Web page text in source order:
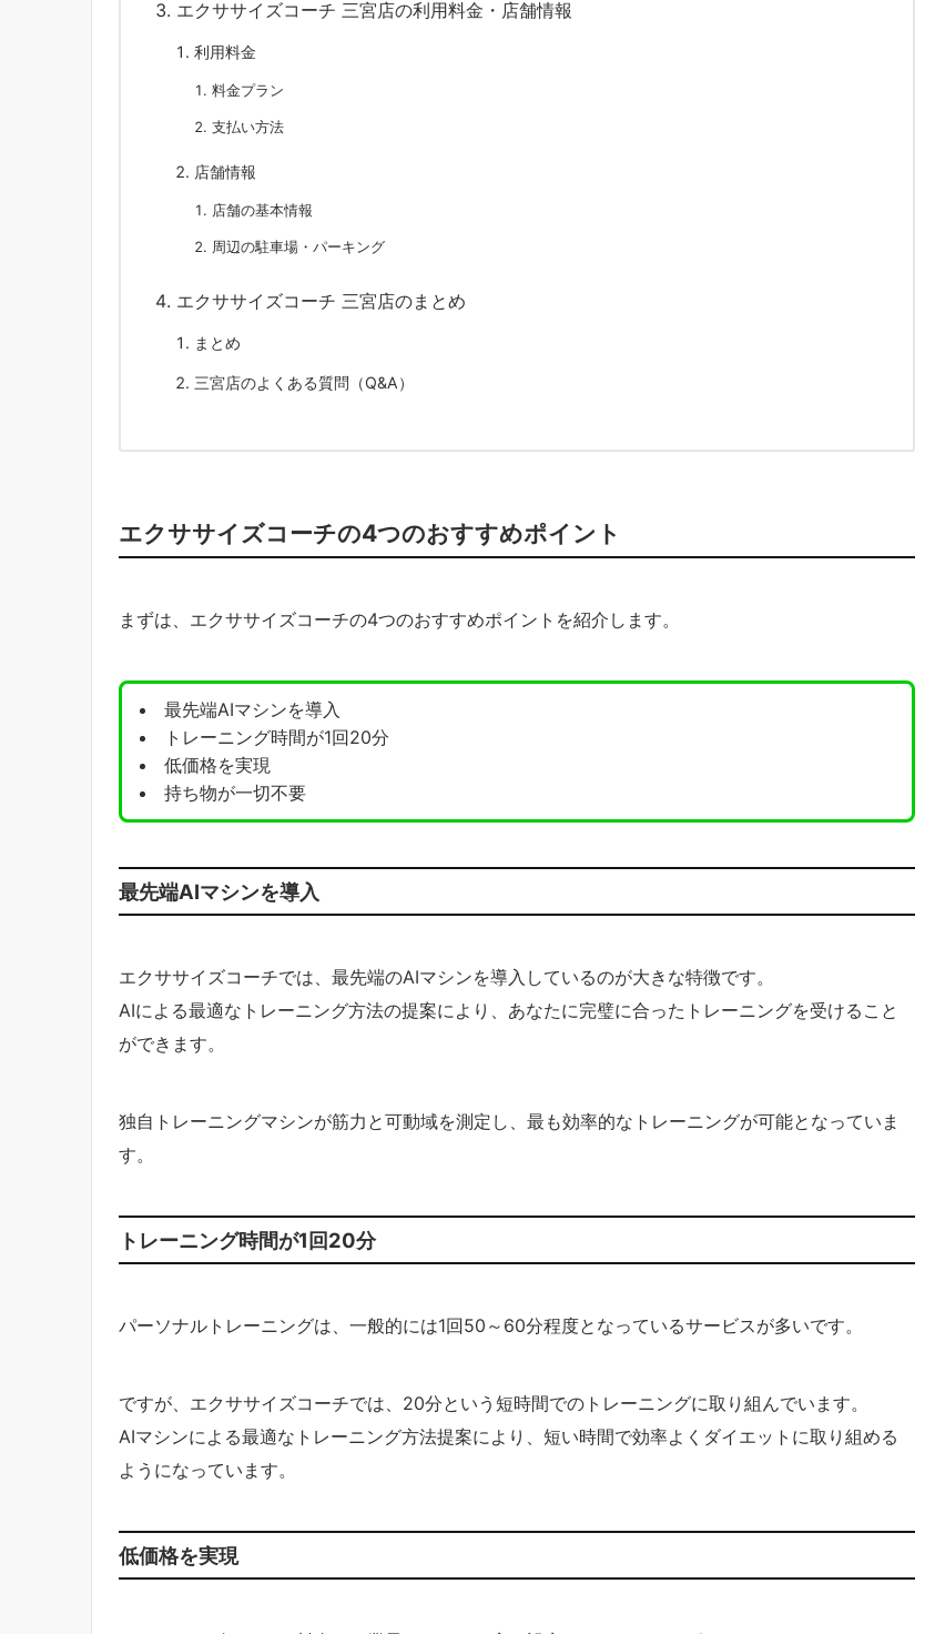
エクササイズコーチ 三宮店の利用料金・店舗情報
利用料金
料金プラン
支払い方法
店舗情報
店舗の基本情報
周辺の駐車場・パーキング
エクササイズコーチ 三宮店のまとめ
まとめ
三宮店のよくある質問（Q&A）
エクササイズコーチの4つのおすすめポイント
まずは、エクササイズコーチの4つのおすすめポイントを紹介します。
最先端AIマシンを導入
トレーニング時間が1回20分
低価格を実現
持ち物が一切不要
最先端AIマシンを導入
エクササイズコーチでは、最先端のAIマシンを導入しているのが大きな特徴です。
AIによる最適なトレーニング方法の提案により、あなたに完璧に合ったトレーニングを受けること
ができます。
独自トレーニングマシンが筋力と可動域を測定し、最も効率的なトレーニングが可能となっていま
す。
トレーニング時間が1回20分
パーソナルトレーニングは、一般的には1回50～60分程度となっているサービスが多いです。
ですが、エクササイズコーチでは、20分という短時間でのトレーニングに取り組んでいます。
AIマシンによる最適なトレーニング方法提案により、短い時間で効率よくダイエットに取り組める
ようになっています。
低価格を実現